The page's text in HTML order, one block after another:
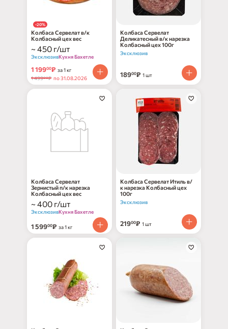
-20%
Колбаса Сервелат в/к
Колбасный цех вес
~ 450 г/шт
ЭксклюзивКухня Бахетле
1 19900₽ за 1 кг
1 49900₽ по 31.08.2026
Колбаса Сервелат
Деликатесный в/к нарезка
Колбасный цех 100г
Эксклюзив
18900₽ 1 шт
Колбаса Сервелат
Зернистый п/к нарезка
Колбасный цех вес
~ 400 г/шт
ЭксклюзивКухня Бахетле
1 59900₽ за 1 кг
Колбаса Сервелат Итиль в/
к нарезка Колбасный цех
100г
Эксклюзив
21900₽ 1 шт